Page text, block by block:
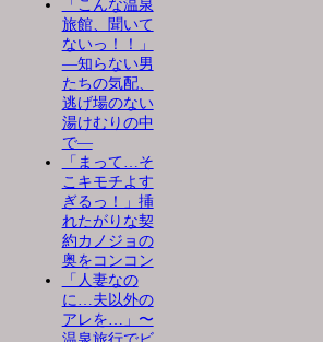
「こんな温泉
旅館、聞いて
ないっ！！」
―知らない男
たちの気配、
逃げ場のない
湯けむりの中
で―
「まって…そ
こキモチよす
ぎるっ！」挿
れたがりな契
約カノジョの
奥をコンコン
「人妻なの
に…夫以外の
アレを…」〜